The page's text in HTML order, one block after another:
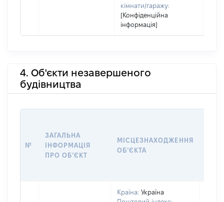
кімнати/гаражу:
[Конфіденційна
інформація]
4. Об'єкти незавершеного
будівництва
№
ЗАГАЛЬНА
ІНФОРМАЦІЯ
ПРО ОБʼЄКТ
МІСЦЕЗНАХОДЖЕННЯ
ОБʼЄКТА
Країна: Україна